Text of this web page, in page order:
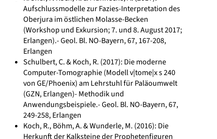
Aufschlussmodelle zur Fazies-Interpretation des
Oberjura im östlichen Molasse-Becken
(Workshop und Exkursion; 7. und 8. August 2017;
Erlangen).- Geol. Bl. NO-Bayern, 67, 167-208,
Erlangen
Schulbert, C. & Koch, R. (2017): Die moderne
Computer-Tomographie (Modell v|tome|x s 240
von GE/Phoenix) am Lehrstuhl für Paläoumwelt
(GZN, Erlangen)- Methodik und
Anwendungsbeispiele.- Geol. Bl. NO-Bayern, 67,
249-258, Erlangen
Koch, R., Böhm, A. & Wunderle, M. (2016): Die
Herkunft der Kalksteine der Prophetenfiguren